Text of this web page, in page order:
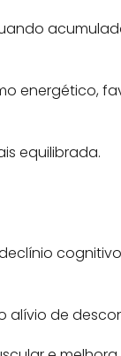
energético,
equilibrada.
alívio de